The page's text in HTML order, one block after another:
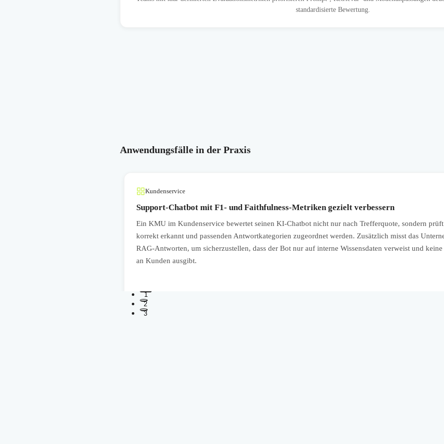
standardisierte Bewertung.
Anwendungsfälle in der Praxis
Kundenservice
Support-Chatbot mit F1- und Faithfulness-Metriken gezielt verbessern
Ein KMU im Kundenservice bewertet seinen KI-Chatbot nicht nur nach Trefferquote, sondern
korrekt erkannt und passenden Antwortkategorien zugeordnet werden. Zusätzlich misst das
RAG-Antworten, um sicherzustellen, dass der Bot nur auf interne Wissensdaten verweist und
an Kunden ausgibt.
1
2
3